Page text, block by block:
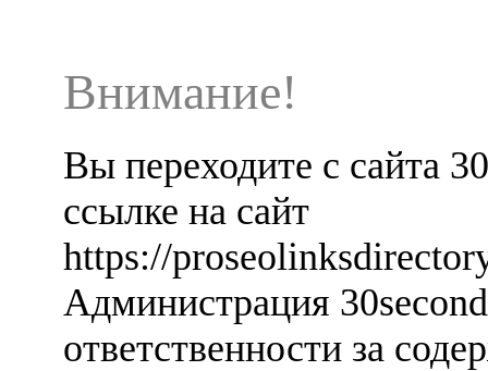
Внимание!
Вы переходите с сайта
ссылке на сайт
https://
Администрация
ответственности за